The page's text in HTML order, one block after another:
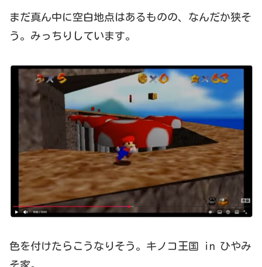
まだ真ん中に空白地点はあるものの、なんだか狭そ
う。みっちりしています。
色を付けたらこうなりそう。キノコ王国 in ひやみ
そ家。